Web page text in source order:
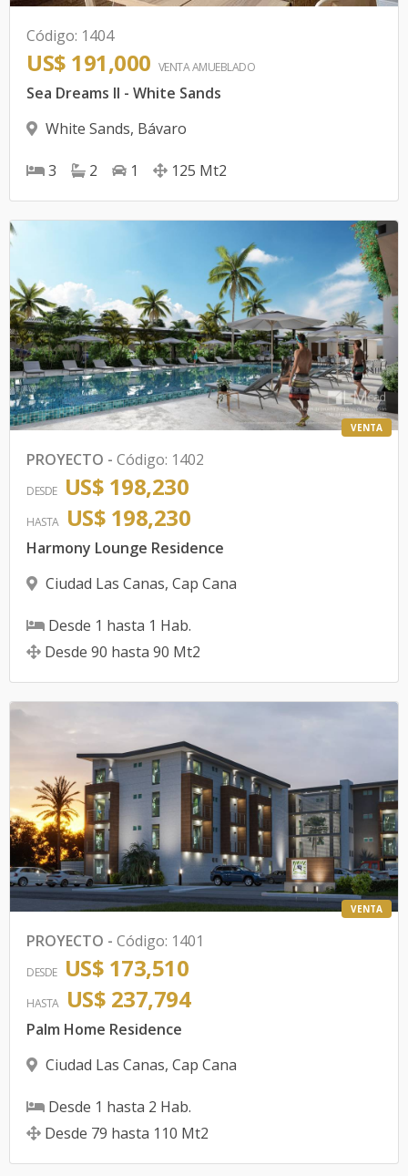
Código: 1404
US$ 191,000 VENTA AMUEBLADO
Sea Dreams II - White Sands
White Sands, Bávaro
3 2 1 125 Mt2
VENTA
PROYECTO - Código: 1402
DESDE US$ 198,230
HASTA US$ 198,230
Harmony Lounge Residence
Ciudad Las Canas, Cap Cana
Desde 1 hasta 1 Hab.
Desde 90 hasta 90 Mt2
VENTA
PROYECTO - Código: 1401
DESDE US$ 173,510
HASTA US$ 237,794
Palm Home Residence
Ciudad Las Canas, Cap Cana
Desde 1 hasta 2 Hab.
Desde 79 hasta 110 Mt2